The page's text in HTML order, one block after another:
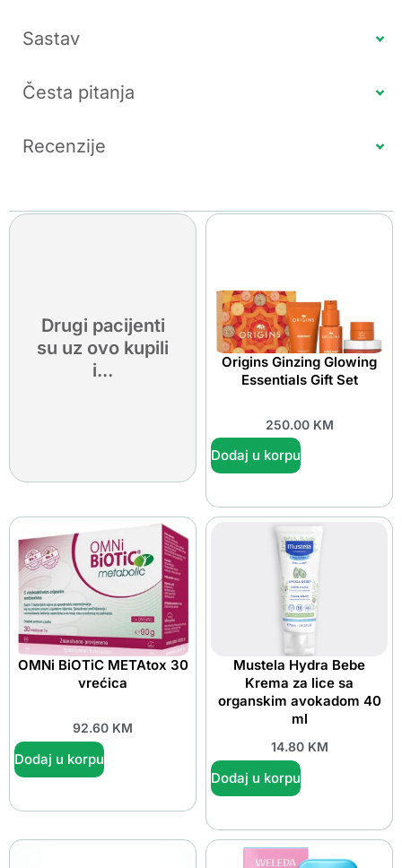
Sastav
Česta pitanja
Recenzije
Drugi pacijenti
su uz ovo kupili
i...
Origins Ginzing Glowing
Essentials Gift Set
250.00 KM
Dodaj u korpu
OMNi BiOTiC METAtox 30
vrećica
92.60 KM
Dodaj u korpu
Mustela Hydra Bebe
Krema za lice sa
organskim avokadom 40
ml
14.80 KM
Dodaj u korpu